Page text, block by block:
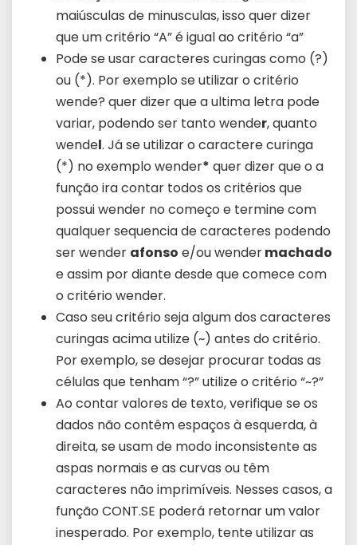
maiúsculas de minusculas, isso quer dizer
que um critério “A” é igual ao critério “a”
Pode se usar caracteres curingas como (?)
ou (*). Por exemplo se utilizar o critério
wende? quer dizer que a ultima letra pode
variar, podendo ser tanto wender, quanto
wendel. Já se utilizar o caractere curinga
(*) no exemplo wender* quer dizer que o a
função ira contar todos os critérios que
possui wender no começo e termine com
qualquer sequencia de caracteres podendo
ser wender afonso e/ou wendermachado
e assim por diante desde que comece com
o critério wender.
Caso seu critério seja algum dos caracteres
curingas acima utilize (~) antes do critério.
Por exemplo, se desejar procurar todas as
células que tenham “?” utilize o critério “~?”
Ao contar valores de texto, verifique se os
dados não contêm espaços à esquerda, à
direita, se usam de modo inconsistente as
aspas normais e as curvas ou têm
caracteres não imprimíveis. Nesses casos, a
função CONT.SE poderá retornar um valor
inesperado. Por exemplo, tente utilizar as